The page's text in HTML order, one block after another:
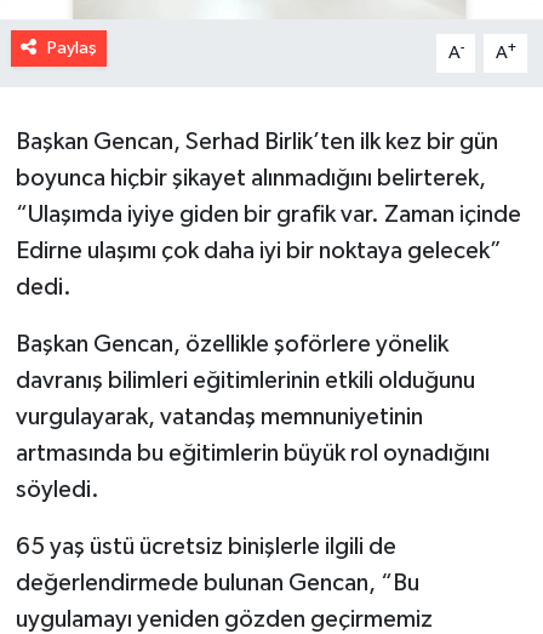
Paylaş A- A+
Başkan Gencan, Serhad Birlik’ten ilk kez bir gün
boyunca hiçbir şikayet alınmadığını belirterek,
“Ulaşımda iyiye giden bir grafik var. Zaman içinde
Edirne ulaşımı çok daha iyi bir noktaya gelecek”
dedi.
Başkan Gencan, özellikle şoförlere yönelik
davranış bilimleri eğitimlerinin etkili olduğunu
vurgulayarak, vatandaş memnuniyetinin
artmasında bu eğitimlerin büyük rol oynadığını
söyledi.
65 yaş üstü ücretsiz binişlerle ilgili de
değerlendirmede bulunan Gencan, “Bu
uygulamayı yeniden gözden geçirmemiz